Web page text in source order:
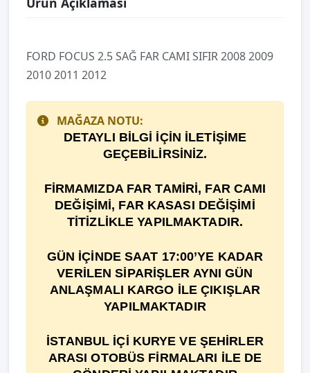
FORD FOCUS 2.5 SAĞ FAR CAMI SIFIR 2008 2009
2010 2011 2012
MAĞAZA NOTU:
DETAYLI BİLGİ İÇİN İLETİŞİME
GEÇEBİLİRSİNİZ.
FİRMAMIZDA FAR TAMİRİ, FAR CAMI
DEĞİŞİMİ, FAR KASASI DEĞİŞİMİ
TİTİZLİKLE YAPILMAKTADIR.
GÜN İÇİNDE SAAT 17:00’YE KADAR
VERİLEN SİPARİŞLER AYNI GÜN
ANLAŞMALI KARGO İLE ÇIKIŞLAR
YAPILMAKTADIR
İSTANBUL İÇİ KURYE VE ŞEHİRLER
ARASI OTOBÜS FİRMALARI İLE DE